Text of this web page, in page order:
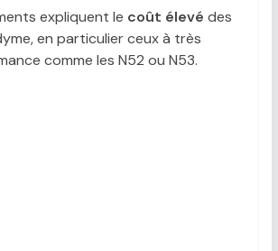
expliquent le coût élevé des
en particulier ceux à très
comme les N52 ou N53.